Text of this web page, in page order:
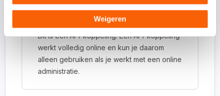
Weigeren
Om wat voor type koppeling gaat het?
Dit is een API-koppeling. Een API-koppeling
werkt volledig online en kun je daarom
alleen gebruiken als je werkt met een online
administratie.